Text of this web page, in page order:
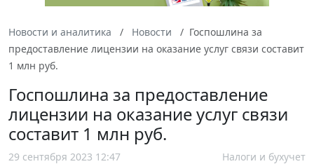
Новости и аналитика Новости
Госпошлина за
предоставление лицензии на оказание услуг связи составит
1 млн руб.
Госпошлина за предоставление
лицензии на оказание услуг связи
составит 1 млн руб.
29 сентября 2023 12:47 Налоги и бухучет